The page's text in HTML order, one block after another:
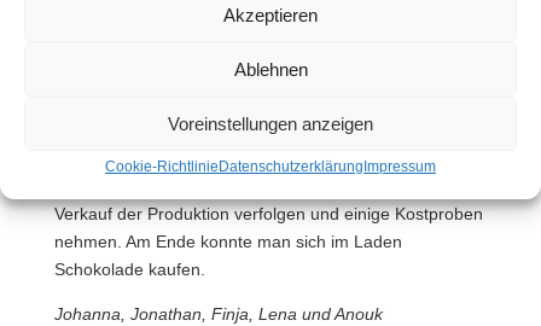
Akzeptieren
Ablehnen
Voreinstellungen anzeigen
Cookie-Richtlinie Datenschutzerklärung Impressum
beim Betreten des Museums stand man vor einem
Lindt-Schokolade zu bieten hatte. Anschließend
Kakaopflanzen wuchsen. Beim Durchlaufen des
Museums hatte man einen guten Einblick in die
Verkauf der Produktion verfolgen und einige Kostproben
nehmen. Am Ende konnte man sich im Laden
Schokolade kaufen.
Johanna, Jonathan, Finja, Lena und Anouk